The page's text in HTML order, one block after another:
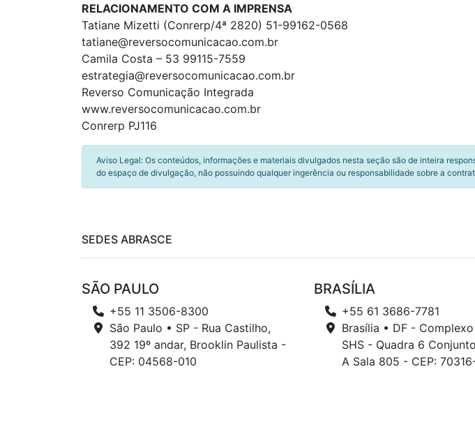
RELACIONAMENTO COM A IMPRENSA
Tatiane Mizetti (Conrerp/4ª 2820) 51-99162-0568
tatiane@reversocomunicacao.com.br
Camila Costa – 53 99115-7559
estrategia@reversocomunicacao.com.br
Reverso Comunicação Integrada
www.reversocomunicacao.com.br
Conrerp PJ116
Aviso Legal: Os conteúdos, informações e materiais divulgados nesta seção são de inteira
do espaço de divulgação, não possuindo qualquer ingerência ou responsabilidade sobre a
SEDES ABRASCE
SÃO PAULO
+55 11 3506-8300
São Paulo • SP - Rua Castilho,
392 19º andar, Brooklin Paulista -
CEP: 04568-010
BRASÍLIA
+55 61 3686-7781
Brasília • DF -
SHS - Quadra 6
A Sala 805 - CEP: